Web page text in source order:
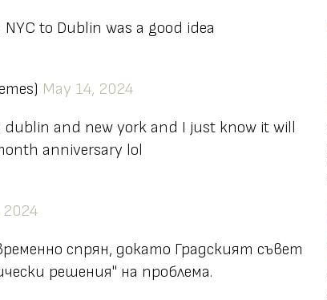
to Dublin was a good idea
May 14, 2024
dublin and new york and I just know it will
anniversary lol
2024
спрян, докато Градският съвет
решения" на проблема.